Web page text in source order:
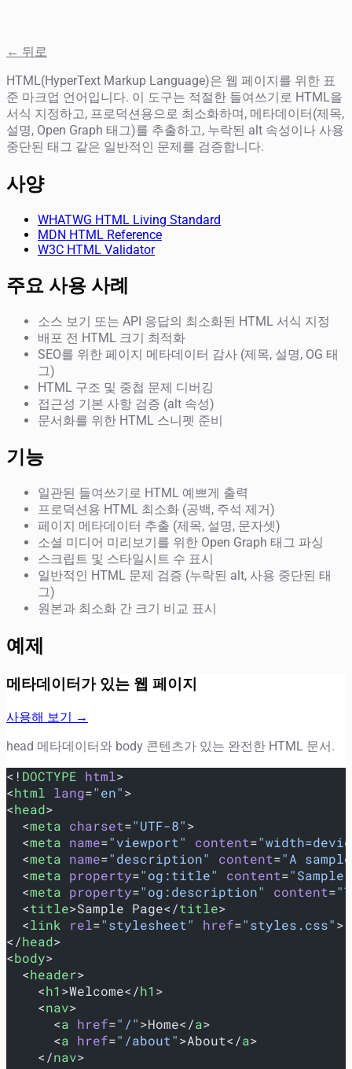
← 뒤로
HTML(HyperText Markup Language)은 웹 페이지를 위한 표
준 마크업 언어입니다. 이 도구는 적절한 들여쓰기로 HTML을
서식 지정하고, 프로덕션용으로 최소화하며, 메타데이터(제목,
설명, Open Graph 태그)를 추출하고, 누락된 alt 속성이나 사용
중단된 태그 같은 일반적인 문제를 검증합니다.
사양
WHATWG HTML Living Standard
MDN HTML Reference
W3C HTML Validator
주요 사용 사례
소스 보기 또는 API 응답의 최소화된 HTML 서식 지정
배포 전 HTML 크기 최적화
SEO를 위한 페이지 메타데이터 감사 (제목, 설명, OG 태
그)
HTML 구조 및 중첩 문제 디버깅
접근성 기본 사항 검증 (alt 속성)
문서화를 위한 HTML 스니펫 준비
기능
일관된 들여쓰기로 HTML 예쁘게 출력
프로덕션용 HTML 최소화 (공백, 주석 제거)
페이지 메타데이터 추출 (제목, 설명, 문자셋)
소셜 미디어 미리보기를 위한 Open Graph 태그 파싱
스크립트 및 스타일시트 수 표시
일반적인 HTML 문제 검증 (누락된 alt, 사용 중단된 태
그)
원본과 최소화 간 크기 비교 표시
예제
메타데이터가 있는 웹 페이지
사용해 보기 →
head 메타데이터와 body 콘텐츠가 있는 완전한 HTML 문서.
<! DOCTYPE html>
<html lang="en">
<head>
  <
meta charset="UTF-8">
  <
meta name="viewport" content=
  <
meta name="description" content="A
  <
meta property="og:title" content="Sample
  <
meta property="og:description" content=
  <
title>Sample Page</title>
  <
link rel="stylesheet" href="styles.css">
</head>
<body>
  <
header>
    <
h1 >Welcome</h1 >
    <
nav>
      <
a href="/">Home</a>
      <
a href="/about">About</a>
    </
nav>